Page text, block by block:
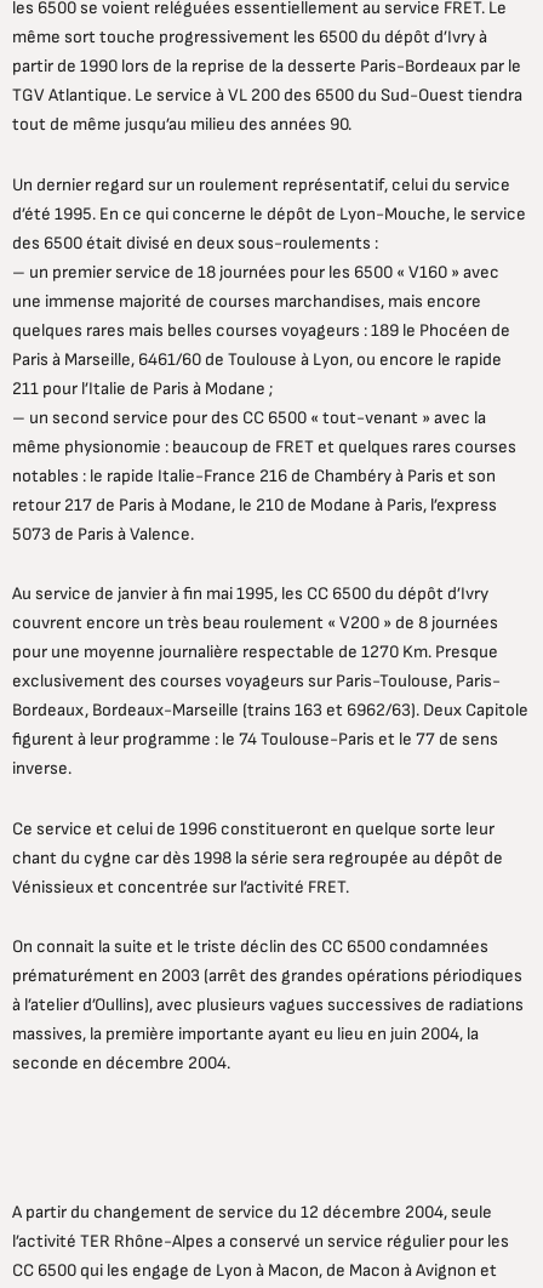
les 6500 se voient reléguées essentiellement au service FRET. Le
même sort touche progressivement les 6500 du dépôt d’Ivry à
partir de 1990 lors de la reprise de la desserte Paris-Bordeaux par le
TGV Atlantique. Le service à VL 200 des 6500 du Sud-Ouest tiendra
tout de même jusqu’au milieu des années 90.
Un dernier regard sur un roulement représentatif, celui du service
d’été 1995. En ce qui concerne le dépôt de Lyon-Mouche, le service
des 6500 était divisé en deux sous-roulements :
– un premier service de 18 journées pour les 6500 « V160 » avec
une immense majorité de courses marchandises, mais encore
quelques rares mais belles courses voyageurs : 189 le Phocéen de
Paris à Marseille, 6461/60 de Toulouse à Lyon, ou encore le rapide
211 pour l’Italie de Paris à Modane ;
– un second service pour des CC 6500 « tout-venant » avec la
même physionomie : beaucoup de FRET et quelques rares courses
notables : le rapide Italie-France 216 de Chambéry à Paris et son
retour 217 de Paris à Modane, le 210 de Modane à Paris, l’express
5073 de Paris à Valence.
Au service de janvier à fin mai 1995, les CC 6500 du dépôt d’Ivry
couvrent encore un très beau roulement « V200 » de 8 journées
pour une moyenne journalière respectable de 1270 Km. Presque
exclusivement des courses voyageurs sur Paris-Toulouse, Paris-
Bordeaux, Bordeaux-Marseille (trains 163 et 6962/63). Deux Capitole
figurent à leur programme : le 74 Toulouse-Paris et le 77 de sens
inverse.
Ce service et celui de 1996 constitueront en quelque sorte leur
chant du cygne car dès 1998 la série sera regroupée au dépôt de
Vénissieux et concentrée sur l’activité FRET.
On connait la suite et le triste déclin des CC 6500 condamnées
prématurément en 2003 (arrêt des grandes opérations périodiques
à l’atelier d’Oullins), avec plusieurs vagues successives de radiations
massives, la première importante ayant eu lieu en juin 2004, la
seconde en décembre 2004.
A partir du changement de service du 12 décembre 2004, seule
l’activité TER Rhône-Alpes a conservé un service régulier pour les
CC 6500 qui les engage de Lyon à Macon, de Macon à Avignon et